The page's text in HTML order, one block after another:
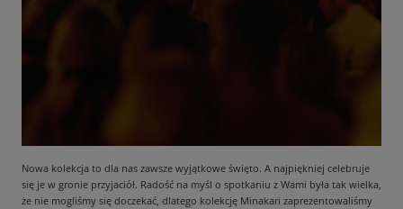
Nowa kolekcja to dla nas zawsze wyjątkowe święto. A najpiękniej celebruje
się je w gronie przyjaciół. Radość na myśl o spotkaniu z Wami była tak wielka,
że nie mogliśmy się doczekać, dlatego kolekcję Minakari zaprezentowaliśmy